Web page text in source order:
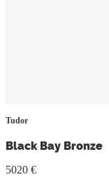
Tudor
Black Bay Bronze
5020 €